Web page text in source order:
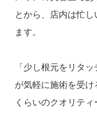
とから、店内は忙
ます。
「少し根元をリタ
が気軽に施術を受
くらいのクオリテ